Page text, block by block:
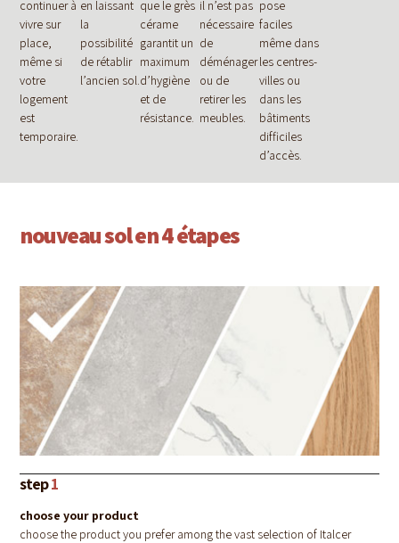
continuer à
vivre sur
place,
même si
votre
logement
est
temporaire.
en laissant
la
possibilité
de rétablir
l’ancien sol.
que le grès
cérame
garantit un
maximum
d’hygiène
et de
résistance.
il n’est pas
nécessaire
de
déménager
ou de
retirer les
meubles.
pose
faciles
même dans
les centres-
villes ou
dans les
bâtiments
difficiles
d’accès.
nouveau sol en 4 étapes
step1
choose your product
choose the product you prefer among the vast selection of Italcer